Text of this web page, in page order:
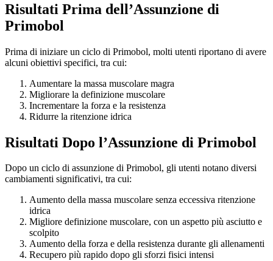
Risultati Prima dell’Assunzione di
Primobol
Prima di iniziare un ciclo di Primobol, molti utenti riportano di avere
alcuni obiettivi specifici, tra cui:
Aumentare la massa muscolare magra
Migliorare la definizione muscolare
Incrementare la forza e la resistenza
Ridurre la ritenzione idrica
Risultati Dopo l’Assunzione di Primobol
Dopo un ciclo di assunzione di Primobol, gli utenti notano diversi
cambiamenti significativi, tra cui:
Aumento della massa muscolare senza eccessiva ritenzione
idrica
Migliore definizione muscolare, con un aspetto più asciutto e
scolpito
Aumento della forza e della resistenza durante gli allenamenti
Recupero più rapido dopo gli sforzi fisici intensi